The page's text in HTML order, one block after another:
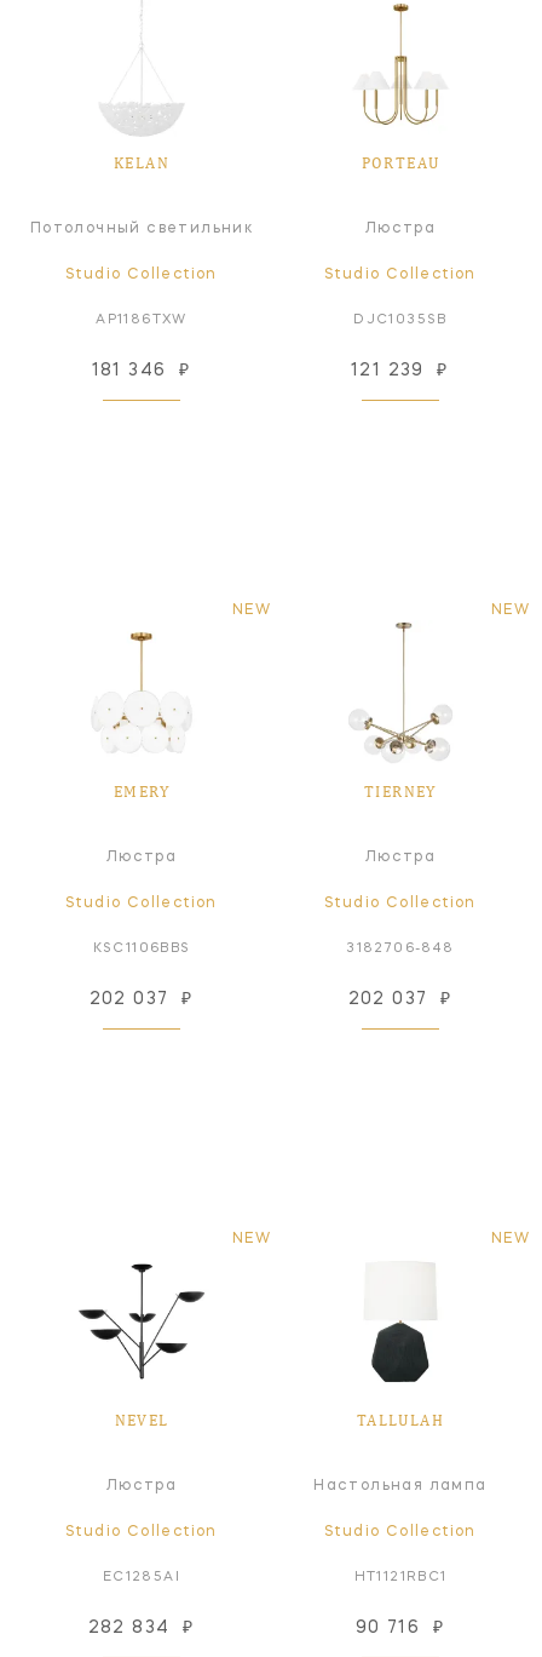
KELAN
Потолочный светильник
Studio Collection
AP1186TXW
181 346 ₽
PORTEAU
Люстра
Studio Collection
DJC1035SB
121 239 ₽
NEW
EMERY
Люстра
Studio Collection
KSC1106BBS
202 037 ₽
NEW
TIERNEY
Люстра
Studio Collection
3182706-848
202 037 ₽
NEW
NEVEL
Люстра
Studio Collection
EC1285AI
282 834 ₽
NEW
TALLULAH
Настольная лампа
Studio Collection
HT1121RBC1
90 716 ₽